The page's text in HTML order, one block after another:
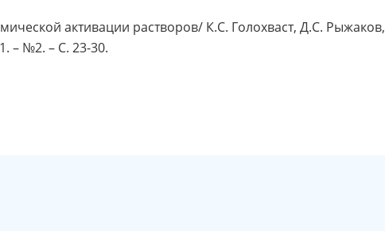
активации растворов/ К.С. Голохваст, Д.С. Рыжаков,
– №2. – С. 23-30.